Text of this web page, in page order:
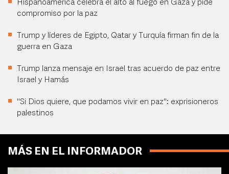
Hispanoamérica celebra el alto al fuego en Gaza y pide
compromiso por la paz
Trump y líderes de Egipto, Qatar y Turquía firman fin de la
guerra en Gaza
Trump lanza mensaje en Israel tras acuerdo de paz entre
Israel y Hamás
"Si Dios quiere, que podamos vivir en paz": exprisioneros
palestinos
MÁS EN EL INFORMADOR